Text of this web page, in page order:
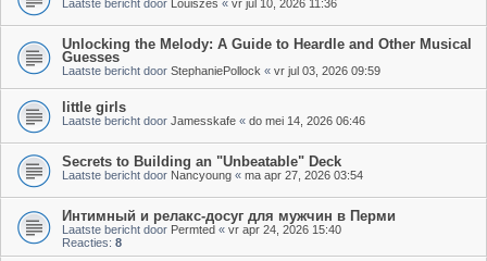
Laatste bericht door Louiszes « vr jul 10, 2026 11:36
Unlocking the Melody: A Guide to Heardle and Other Musical
Guesses
Laatste bericht door StephaniePollock « vr jul 03, 2026 09:59
little girls
Laatste bericht door Jamesskafe « do mei 14, 2026 06:46
Secrets to Building an "Unbeatable" Deck
Laatste bericht door Nancyoung « ma apr 27, 2026 03:54
Интимный и релакс-досуг для мужчин в Перми
Laatste bericht door Permted « vr apr 24, 2026 15:40
Reacties: 8